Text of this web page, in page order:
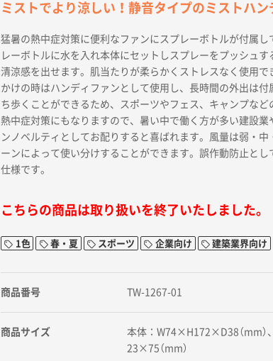
ミストでより涼しい！静音タイプのミストハン
猛暑の熱中症対策に便利なファンにスプレーボトルが付属
レーボトルに水を入れ本体にセットしスプレーをプッシュ
清涼感を出せます。肌当たりが柔らかくストレスなく使用
かけの時はハンディファンとして使用し、長時間の外出は
ち歩くことができるため、スポーツやフェス、キャンプなど
熱中症対策にもなりますので、暑い中で働く方が多い建設
ンノベルティとしてお配りすると喜ばれます。風量は弱・
ーンによって使い分けすることができます。誤作動防止と
仕様です。
こちらの商品は取り扱いを終了いたしました。
1色 春・夏 スポーツ 企業向け 建築業界向け
商品番号 TW-1267-01
商品サイズ
本体：W74×H172×D38（mm）
23×75（mm）